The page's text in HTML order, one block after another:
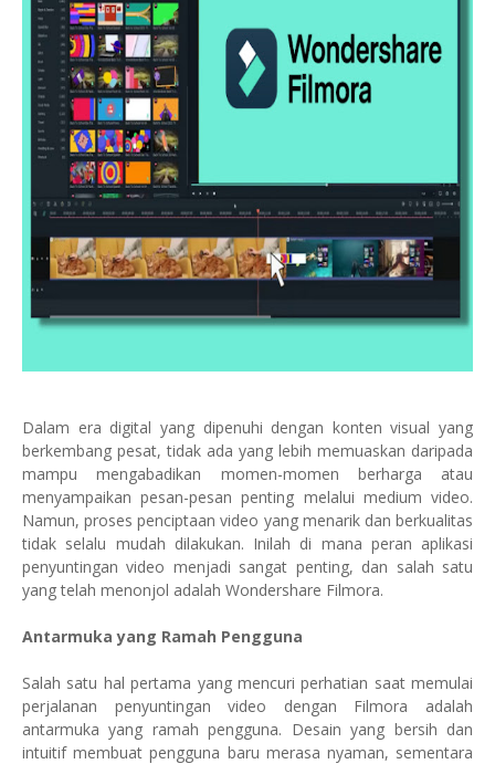
Dalam era digital yang dipenuhi dengan konten visual yang
berkembang pesat, tidak ada yang lebih memuaskan daripada
mampu mengabadikan momen-momen berharga atau
menyampaikan pesan-pesan penting melalui medium video.
Namun, proses penciptaan video yang menarik dan berkualitas
tidak selalu mudah dilakukan. Inilah di mana peran aplikasi
penyuntingan video menjadi sangat penting, dan salah satu
yang telah menonjol adalah Wondershare Filmora.
Antarmuka yang Ramah Pengguna
Salah satu hal pertama yang mencuri perhatian saat memulai
perjalanan penyuntingan video dengan Filmora adalah
antarmuka yang ramah pengguna. Desain yang bersih dan
intuitif membuat pengguna baru merasa nyaman, sementara